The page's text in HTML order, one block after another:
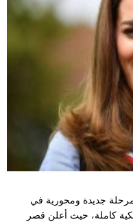
مرحلة جديدة ومحورية في
كاملة، حيث أعلن قصر